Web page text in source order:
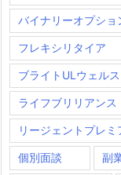
バイナリーオプショ
フレキシリタイア
ブライトULウェル
ライフブリリアンス
リージェントプレミ
個別面談 副